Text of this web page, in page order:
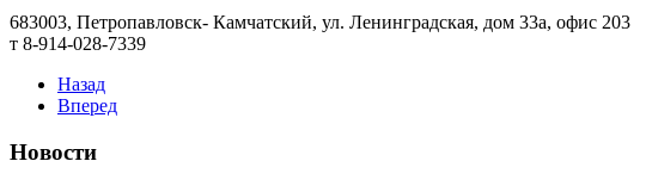
683003, Петропавловск- Камчатский, ул. Ленинградская, дом 33а, офис 203
т 8-914-028-7339
Назад
Вперед
Новости